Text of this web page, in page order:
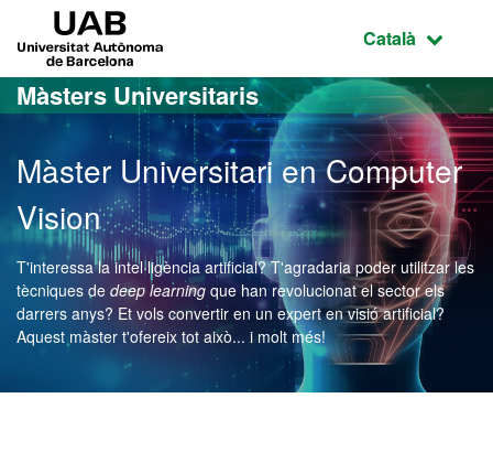
Ves al contingut principal
Ves a la navegació de la pàgina
Idioma
Català
Màsters Universitaris
Màster Universitari en Computer
Vision
T'interessa la intel·ligència artificial? T'agradaria poder utilitzar les
tècniques de deep learning que han revolucionat el sector els
darrers anys? Et vols convertir en un expert en visió artificial?
Aquest màster t'ofereix tot això... i molt més!